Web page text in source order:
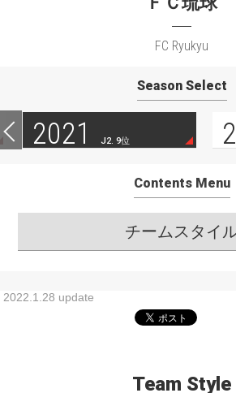
FC Ryukyu
Season Select
2021 J2. 9位
Contents Menu
チームスタイ
2022.1.28 update
Team Style